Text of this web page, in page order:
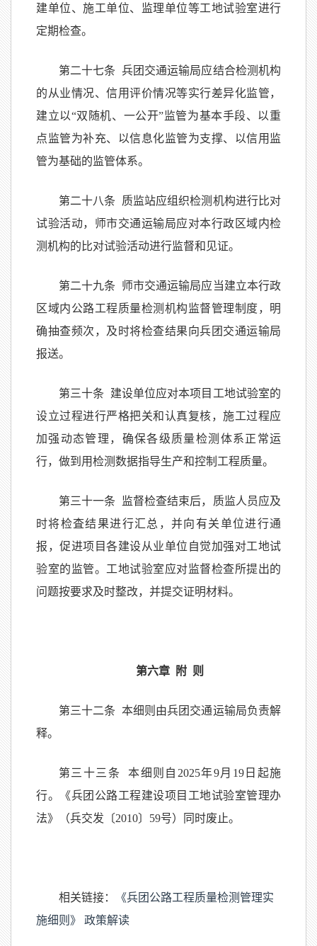
建单位、施工单位、监理单位等工地试验室进行
定期检查。
第二十七条 兵团交通运输局应结合检测机构
的从业情况、信用评价情况等实行差异化监管，
建立以“双随机、一公开”监管为基本手段、以重
点监管为补充、以信息化监管为支撑、以信用监
管为基础的监管体系。
第二十八条 质监站应组织检测机构进行比对
试验活动，师市交通运输局应对本行政区域内检
测机构的比对试验活动进行监督和见证。
第二十九条 师市交通运输局应当建立本行政
区域内公路工程质量检测机构监督管理制度，明
确抽查频次，及时将检查结果向兵团交通运输局
报送。
第三十条 建设单位应对本项目工地试验室的
设立过程进行严格把关和认真复核，施工过程应
加强动态管理，确保各级质量检测体系正常运
行，做到用检测数据指导生产和控制工程质量。
第三十一条 监督检查结束后，质监人员应及
时将检査结果进行汇总，并向有关单位进行通
报，促进项目各建设从业单位自觉加强对工地试
验室的监管。工地试验室应对监督检查所提出的
问题按要求及时整改，并提交证明材料。
第六章 附 则
第三十二条 本细则由兵团交通运输局负责解
释。
第三十三条 本细则自2025年9月19日起施
行。《兵团公路工程建设项目工地试验室管理办
法》（兵交发〔2010〕59号）同时废止。
相关链接：
《兵团公路工程质量检测管理实
施细则》 政策解读